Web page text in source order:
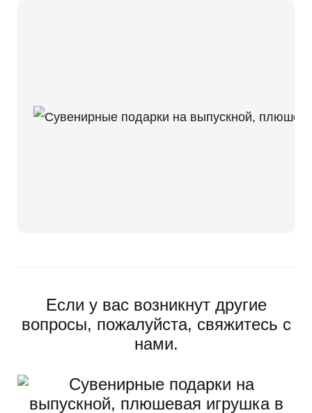
Если у вас возникнут другие
вопросы, пожалуйста, свяжитесь с
нами.